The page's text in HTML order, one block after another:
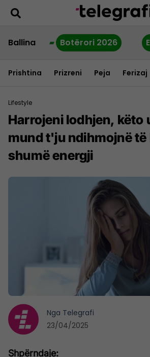
Ballina Botërori 2026
Prishtina Prizreni Peja Ferizaj
Lifestyle
Harrojeni lodhjen, këto
mund t'ju ndihmojnë të
shumë energji
Nga Telegrafi
23/04/2025